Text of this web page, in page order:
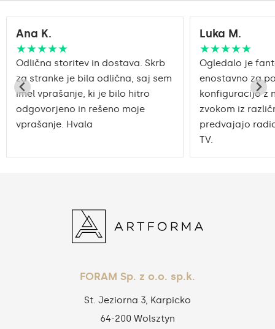
Ana K.
★★★★★
Odlična storitev in dostava. Skrb
za stranke je bila odlična, saj sem
imel vprašanje, ki je bilo hitro
odgovorjeno in rešeno moje
vprašanje. Hvala
Luka M.
★★★★★
Ogledalo je
enostavno za
konfiguracijo z
zvokom iz
predvajajo
TV.
FORAM Sp. z o.o. sp.k.
St. Jeziorna 3, Karpicko
64-200 Wolsztyn